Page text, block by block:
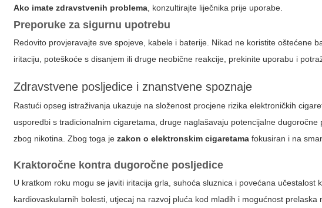
Ako imate zdravstvenih problema , konzultirajte liječnika prije uporabe.
Preporuke za sigurnu upotrebu
Redovito provjeravajte sve spojeve, kabele i baterije. Nikad ne koristite oštećene
iritaciju, poteškoće s disanjem ili druge neobične reakcije, prekinite uporabu i
Zdravstvene posljedice i znanstvene spoznaje
Rastući opseg istraživanja ukazuje na složenost procjene rizika elektroničkih
usporedbi s tradicionalnim cigaretama, druge naglašavaju potencijalne
zbog nikotina. Zbog toga jezakon o elektronskim cigaretama fokusiran i na
Kraktoročne kontra dugoročne posljedice
U kratkom roku mogu se javiti iritacija grla, suhoća sluznica i povećana
kardiovaskularnih bolesti, utjecaj na razvoj pluća kod mladih i mogućnost prelaska